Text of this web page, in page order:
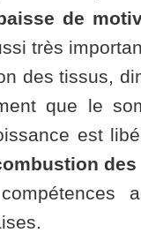
de
très
des tissus,
que le
est